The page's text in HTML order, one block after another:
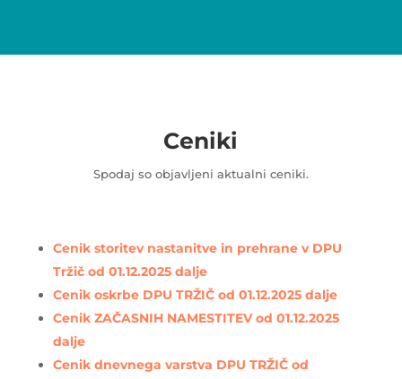
Ceniki
Spodaj so objavljeni aktualni ceniki.
Cenik storitev nastanitve in prehrane v DPU
Tržič od 01.12.2025 dalje
Cenik oskrbe DPU TRŽIČ od 01.12.2025 dalje
Cenik ZAČASNIH NAMESTITEV od 01.12.2025
dalje
Cenik dnevnega varstva DPU TRŽIČ od